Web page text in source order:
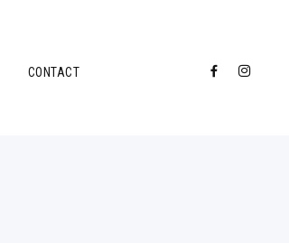
CONTACT